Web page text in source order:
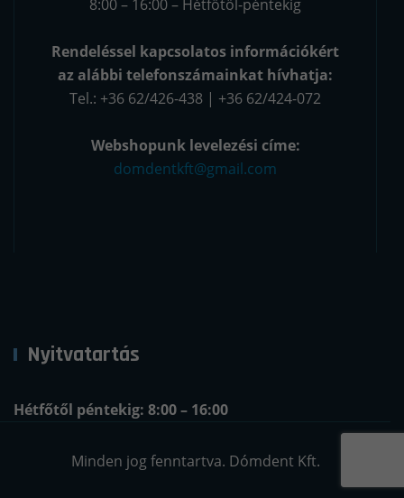
8:00 – 16:00 – Hétfőtől-péntekig
Rendeléssel kapcsolatos információkért
az alábbi telefonszámainkat hívhatja:
Tel.: +36 62/426-438 | +36 62/424-072
Webshopunk levelezési címe:
domdentkft@gmail.com
Nyitvatartás
Hétfőtől péntekig: 8:00 – 16:00
Minden jog fenntartva. Dómdent Kft.